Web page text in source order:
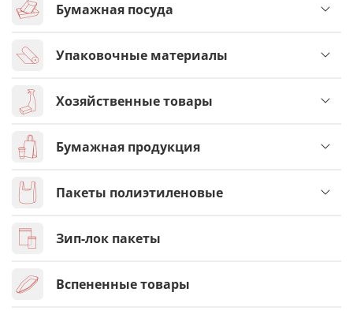
Бумажная посуда
Упаковочные материалы
Хозяйственные товары
Бумажная продукция
Пакеты полиэтиленовые
Зип-лок пакеты
Вспененные товары